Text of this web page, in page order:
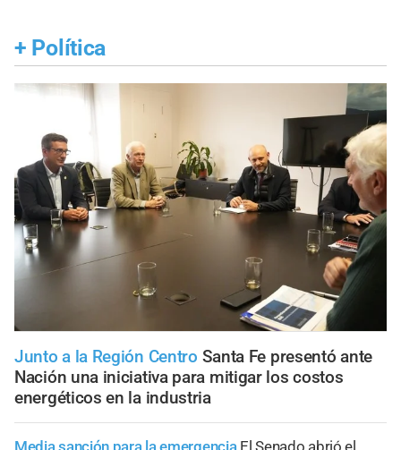
+ Política
Junto a la Región Centro Santa Fe presentó ante
Nación una iniciativa para mitigar los costos
energéticos en la industria